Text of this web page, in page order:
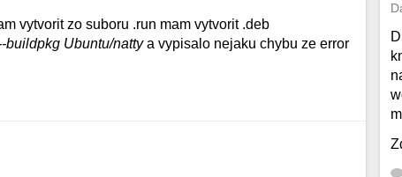
vytvorit zo suboru .run mam vytvorit .deb
buildpkg Ubuntu/nattya vypisalo nejaku chybu ze error